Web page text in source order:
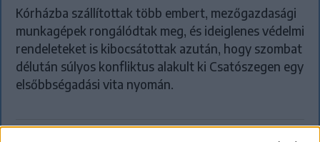
Kórházba szállítottak több embert, mezőgazdasági
munkagépek rongálódtak meg, és ideiglenes védelmi
rendeleteket is kibocsátottak azután, hogy szombat
délután súlyos konfliktus alakult ki Csatószegen egy
elsőbbségadási vita nyomán.